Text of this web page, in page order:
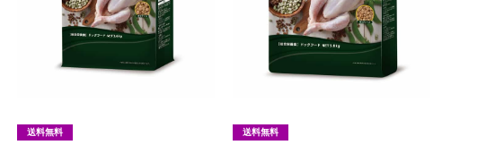
送料無料 送料無料